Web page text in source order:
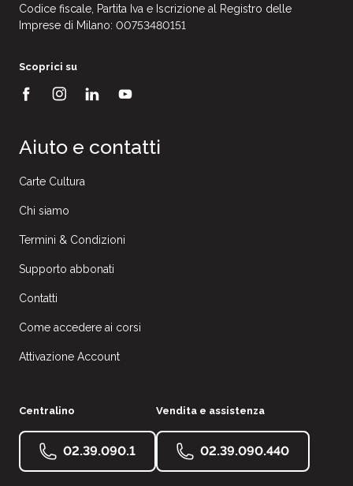
Codice fiscale, Partita Iva e Iscrizione al Registro delle
Imprese di Milano: 00753480151
Scoprici su
Aiuto e contatti
Carte Cultura
Chi siamo
Termini & Condizioni
Supporto abbonati
Contatti
Come accedere ai corsi
Attivazione Account
Centralino
02.39.090.1
Vendita e assistenza
02.39.090.440